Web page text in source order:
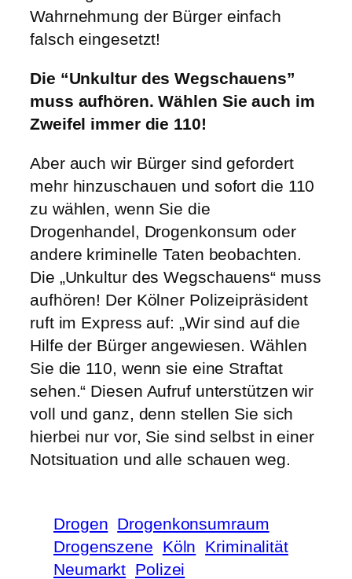
Wahrnehmung der Bürger einfach
falsch eingesetzt!
Die “Unkultur des Wegschauens”
muss aufhören. Wählen Sie auch im
Zweifel immer die 110!
Aber auch wir Bürger sind gefordert
mehr hinzuschauen und sofort die 110
zu wählen, wenn Sie die
Drogenhandel, Drogenkonsum oder
andere kriminelle Taten beobachten.
Die „Unkultur des Wegschauens“ muss
aufhören! Der Kölner Polizeipräsident
ruft im Express auf: „Wir sind auf die
Hilfe der Bürger angewiesen. Wählen
Sie die 110, wenn sie eine Straftat
sehen.“ Diesen Aufruf unterstützen wir
voll und ganz, denn stellen Sie sich
hierbei nur vor, Sie sind selbst in einer
Notsituation und alle schauen weg.
Drogen Drogenkonsumraum
Drogenszene
Köln
Kriminalität
Neumarkt Polizei